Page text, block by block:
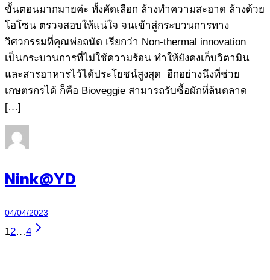
ขั้นตอนมากมายค่ะ ทั้งคัดเลือก ล้างทำความสะอาด ล้างด้วย
โอโซน ตรวจสอบให้แน่ใจ จนเข้าสู่กระบวนการทาง
วิศวกรรมที่คุณพ่อถนัด เรียกว่า Non-thermal innovation
เป็นกระบวนการที่ไม่ใช้ความร้อน ทำให้ยังคงเก็บวิตามิน
และสารอาหารไว้ได้ประโยชน์สูงสุด อีกอย่างนึงที่ช่วย
เกษตรกรได้ ก็คือ Bioveggie สามารถรับซื้อผักที่ล้นตลาด
[…]
Nink@YD
04/04/2023
12…4